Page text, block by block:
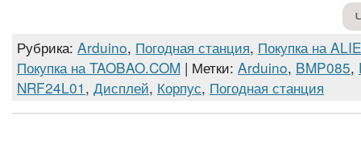
Рубрика: Arduino, Погодная станция, Покупка на
Покупка на TAOBAO.COM | Метки: Arduino, BMP085,
NRF24L01 , Дисплей, Корпус, Погодная станция